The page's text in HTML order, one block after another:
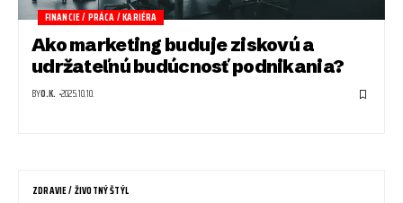
FINANCIE / PRÁCA / KARIÉRA
Ako marketing buduje ziskovú a
udržateľnú budúcnosť podnikania?
BYO.K. 2025.10.10.
ZDRAVIE / ŽIVOTNÝ ŠTÝL